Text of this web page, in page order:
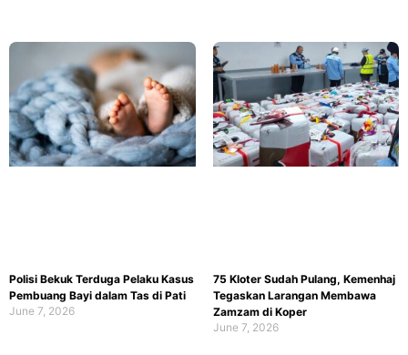
Polisi Bekuk Terduga Pelaku Kasus
Pembuang Bayi dalam Tas di Pati
June 7, 2026
75 Kloter Sudah Pulang, Kemenhaj
Tegaskan Larangan Membawa
Zamzam di Koper
June 7, 2026